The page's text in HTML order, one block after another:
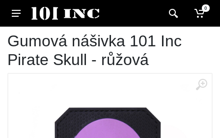
0
Gumová nášivka 101 Inc
Pirate Skull - růžová